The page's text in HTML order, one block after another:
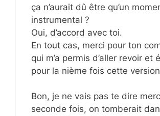
ça n’aurait dû être qu’un
instrumental ?
Oui, d’accord avec toi.
En tout cas, merci pour ton
qui m’a permis d’aller revoir et
pour la nième fois cette
Bon, je ne vais pas te dire
seconde fois, on tomberait